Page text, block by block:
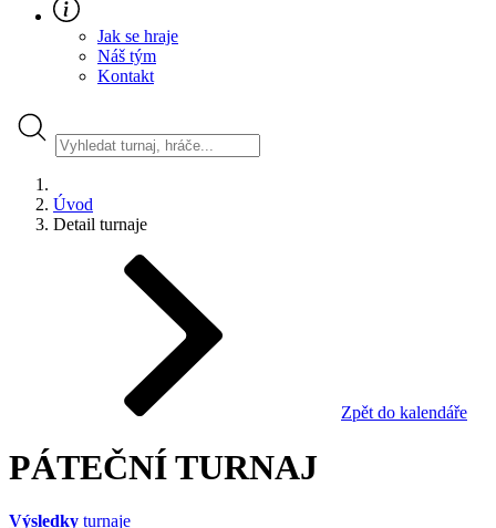
Jak se hraje
Náš tým
Kontakt
Úvod
Detail turnaje
Zpět do kalendáře
PÁTEČNÍ TURNAJ
Výsledky turnaje